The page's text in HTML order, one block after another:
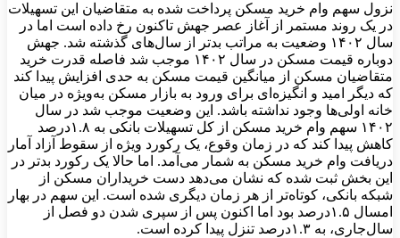
نزول سهم وام خرید مسکن پرداخت شده به متقاضیان این تسهیلات
در یک روند مستمر از آغاز عصر جهش تاکنون رخ داده است اما در
سال ۱۴۰۲ وضعیت به مراتب بدتر از سال‌های گذشته شد. جهش
دوباره قیمت مسکن در سال ۱۴۰۲ موجب شد فاصله قدرت خرید
متقاضیان مسکن از میانگین قیمت مسکن به حدی افزایش پیدا کند
که دیگر امید و انگیزه‌‌ای برای ورود به بازار مسکن به‌ویژه در میان
خانه اولی‌‌ها وجود نداشته باشد. این وضعیت موجب شد در سال
۱۴۰۲ سهم وام خرید مسکن از کل تسهیلات بانکی به ۱.۸‌درصد
کاهش پیدا کند که در زمان وقوع، یک رکورد ویژه از سقوط آزاد آمار
دریافت وام خرید مسکن به شمار می‌‌آمد. اما حالا یک رکورد بدتر در
این بخش ثبت شده که نشان می‌دهد دست خریداران مسکن از
شبکه بانکی، کوتاه‌‌تر از هر زمان دیگری شده است. این سهم در بهار
امسال ۱.۵‌درصد بود اما اکنون پس از سپری شدن دو فصل از
سال‌جاری، به ۱.۳‌درصد تنزل پیدا کرده است.